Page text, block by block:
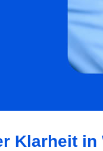
Klarheit in